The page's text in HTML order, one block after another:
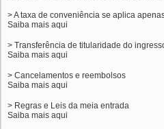
> A taxa de conveniência se aplica
Saiba mais aqui
> Transferência de titularidade do
Saiba mais aqui
> Cancelamentos e reembolsos
Saiba mais aqui
> Regras e Leis da meia entrada
Saiba mais aqui